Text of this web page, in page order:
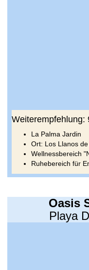
Weiterempfehlung:
La Palma Jardin
Ort: Los Llanos
Wellnessbereich
Ruhebereich für
Oasis
Playa